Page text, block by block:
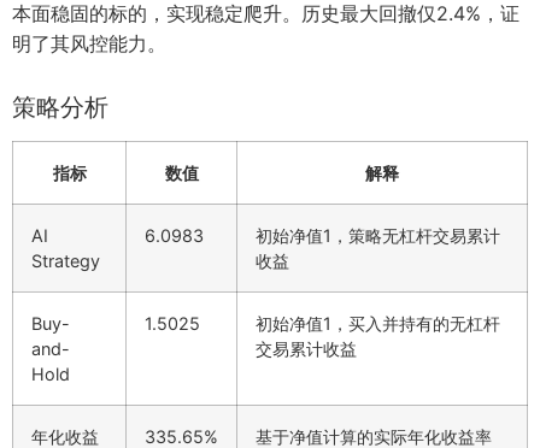
本面稳固的标的，实现稳定爬升。历史最大回撤仅2.4%，证
明了其风控能力。
策略分析
指标 数值 解释
AI
Strategy
6.0983
初始净值1，策略无杠杆交易累计
收益
Buy-
and-
Hold
1.5025
初始净值1，买入并持有的无杠杆
交易累计收益
年化收益 335.65%
基于净值计算的实际年化收益率